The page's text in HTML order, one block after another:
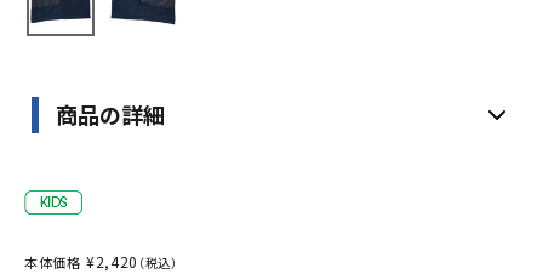
商品の詳細
本体価格 ¥2,420 （税込）